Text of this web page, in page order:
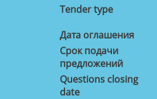
Tender type
Дата оглашения
Срок подачи
предложений
Questions closing
date